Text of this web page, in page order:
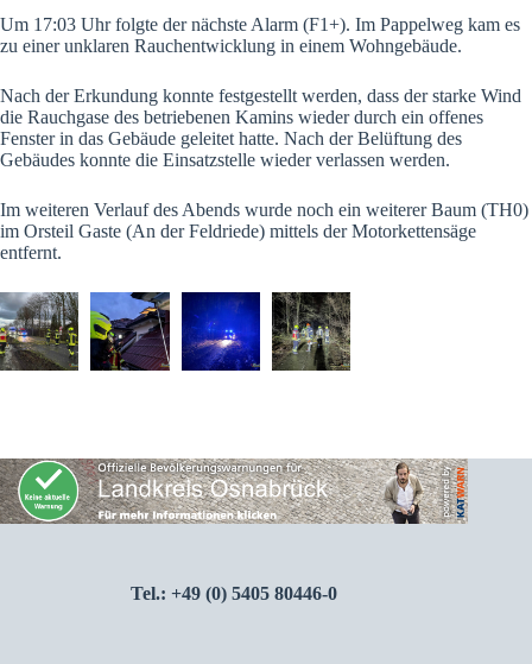
Um 17:03 Uhr folgte der nächste Alarm (F1+). Im Pappelweg kam es
zu einer unklaren Rauchentwicklung in einem Wohngebäude.
Nach der Erkundung konnte festgestellt werden, dass der starke Wind
die Rauchgase des betriebenen Kamins wieder durch ein offenes
Fenster in das Gebäude geleitet hatte. Nach der Belüftung des
Gebäudes konnte die Einsatzstelle wieder verlassen werden.
Im weiteren Verlauf des Abends wurde noch ein weiterer Baum (TH0)
im Orsteil Gaste (An der Feldriede) mittels der Motorkettensäge
entfernt.
Tel.: +49 (0) 5405 80446-0